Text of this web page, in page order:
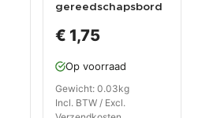
gereedschapsbord
pin
€ 1,75
Op voorraad
Gewicht: 0.03kg
Incl. BTW / Excl.